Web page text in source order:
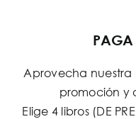
PAGA
Aprovecha nuestra
promoción y
Elige 4 libros (DE